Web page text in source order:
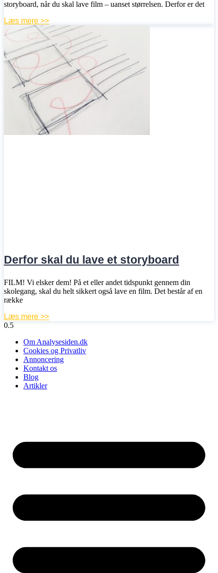
storyboard, når du skal lave film – uanset størrelsen. Derfor er det
Læs mere >>
Derfor skal du lave et storyboard
FILM! Vi elsker dem! På et eller andet tidspunkt gennem din
skolegang, skal du helt sikkert også lave en film. Det består af en
række
Læs mere >>
Om Analysesiden.dk
Cookies og Privatliv
Annoncering
Kontakt os
Blog
Artikler